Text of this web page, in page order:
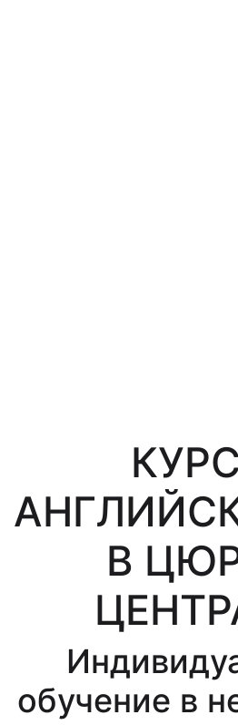
В
обучение в